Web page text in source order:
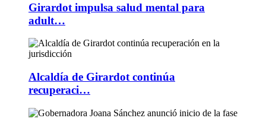
Girardot impulsa salud mental para
adult…
Alcaldía de Girardot continúa
recuperaci…